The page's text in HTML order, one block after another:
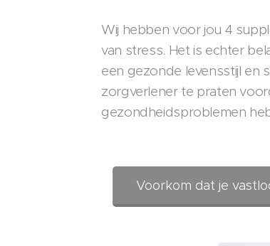
Wij hebben voor jou 4
van stress. Het is echter
een gezonde levensstijl en
zorgverlener te praten
gezondheidsproblemen
Voorkom dat je